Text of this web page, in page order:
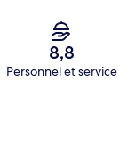
8,8
Personnel et service